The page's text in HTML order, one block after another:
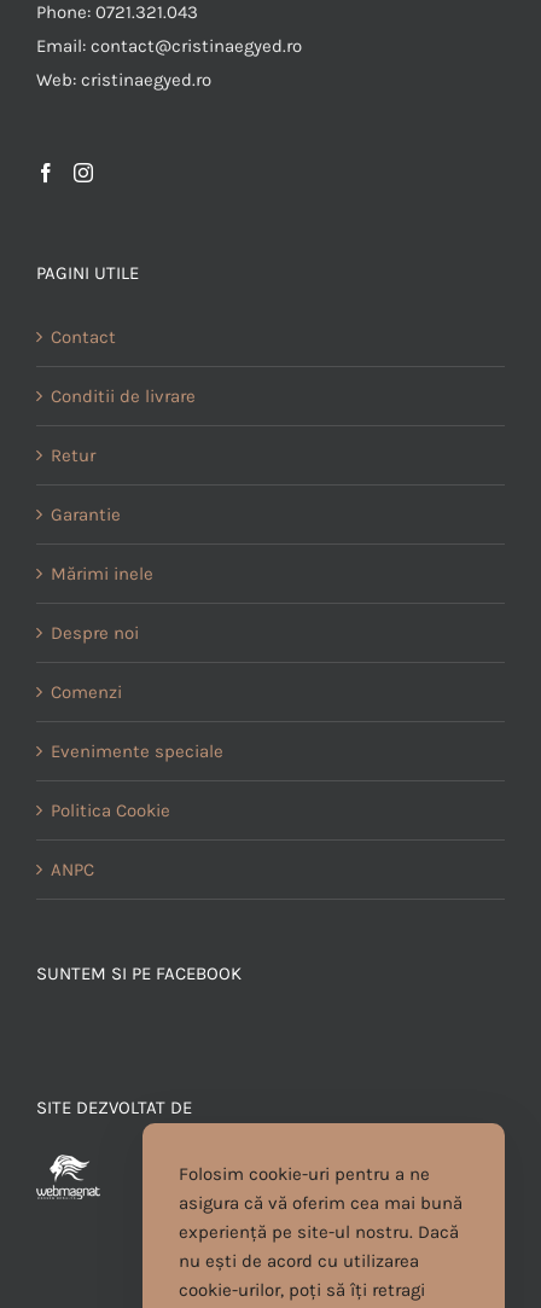
Phone: 0721.321.043
Email: contact@cristinaegyed.ro
Web: cristinaegyed.ro
PAGINI UTILE
Contact
Conditii de livrare
Retur
Garantie
Mărimi inele
Despre noi
Comenzi
Evenimente speciale
Politica Cookie
ANPC
SUNTEM SI PE FACEBOOK
SITE DEZVOLTAT DE
Folosim cookie-uri pentru a ne
asigura că vă oferim cea mai bună
experiență pe site-ul nostru. Dacă
nu ești de acord cu utilizarea
cookie-urilor, poți să îți retragi